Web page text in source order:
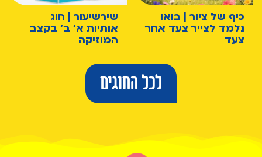
כיף של ציור | בואו
נלמד לצייר צעד אחר
צעד
שירשיעור | חוג
אותיות א' ב' בקצב
המוזיקה
לכל החוגים